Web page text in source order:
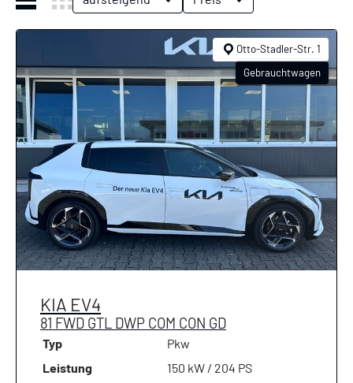
KIA EV4
81 FWD GTL DWP COM CON GD
Otto-Stadler-Str. 1
Gebrauchtwagen
Typ
Pkw
Leistung
150 kW / 204 PS